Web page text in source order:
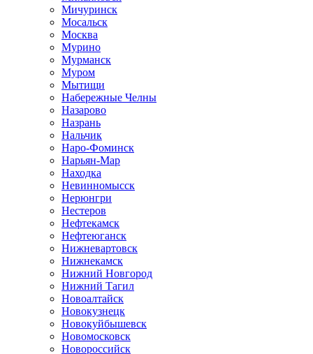
Мичуринск
Мосальск
Москва
Мурино
Мурманск
Муром
Мытищи
Набережные Челны
Назарово
Назрань
Нальчик
Наро-Фоминск
Нарьян-Мар
Находка
Невинномысск
Нерюнгри
Нестеров
Нефтекамск
Нефтеюганск
Нижневартовск
Нижнекамск
Нижний Новгород
Нижний Тагил
Новоалтайск
Новокузнецк
Новокуйбышевск
Новомосковск
Новороссийск